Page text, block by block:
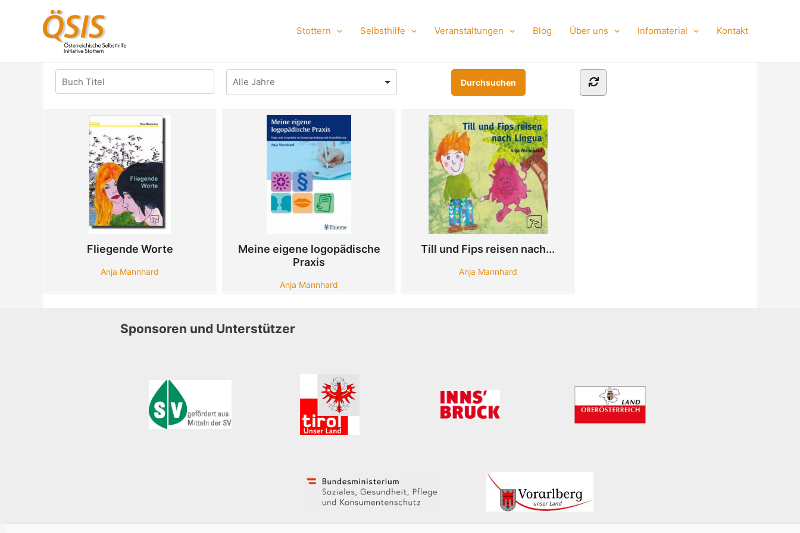
Stottern Selbsthilfe Veranstaltungen Blog Über uns Infomaterial Kontakt
Fliegende Worte
Anja Mannhard
Meine eigene logopädische
Praxis
Anja Mannhard
Till und Fips reisen nach...
Anja Mannhard
Sponsoren und Unterstützer